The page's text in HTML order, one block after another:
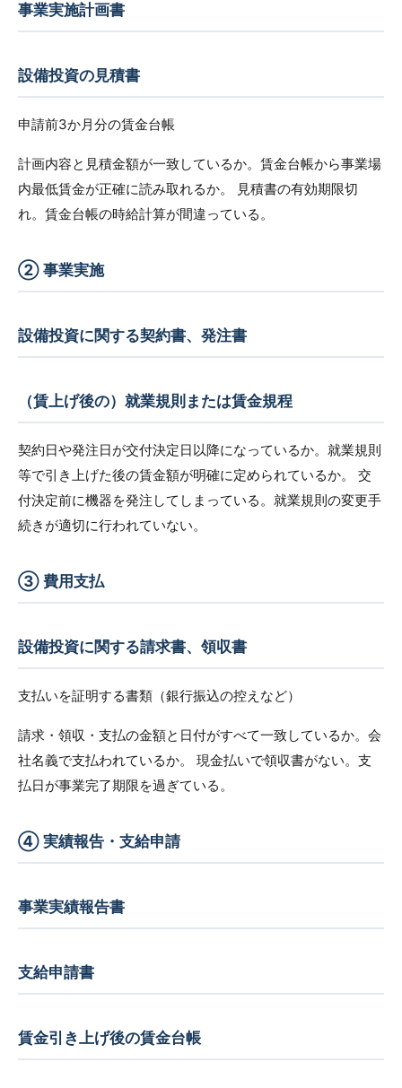
事業実施計画書
設備投資の見積書
申請前3か月分の賃金台帳
計画内容と見積金額が一致しているか。賃金台帳から事業場
内最低賃金が正確に読み取れるか。 見積書の有効期限切
れ。賃金台帳の時給計算が間違っている。
② 事業実施
設備投資に関する契約書、発注書
（賃上げ後の）就業規則または賃金規程
契約日や発注日が交付決定日以降になっているか。就業規則
等で引き上げた後の賃金額が明確に定められているか。 交
付決定前に機器を発注してしまっている。就業規則の変更手
続きが適切に行われていない。
③ 費用支払
設備投資に関する請求書、領収書
支払いを証明する書類（銀行振込の控えなど）
請求・領収・支払の金額と日付がすべて一致しているか。会
社名義で支払われているか。 現金払いで領収書がない。支
払日が事業完了期限を過ぎている。
④ 実績報告・支給申請
事業実績報告書
支給申請書
賃金引き上げ後の賃金台帳